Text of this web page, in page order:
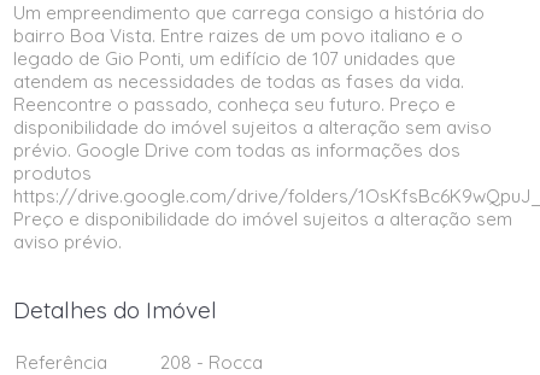
Um empreendimento que carrega consigo a história do
bairro Boa Vista. Entre raizes de um povo italiano e o
legado de Gio Ponti, um edifício de 107 unidades que
atendem as necessidades de todas as fases da vida.
Reencontre o passado, conheça seu futuro. Preço e
disponibilidade do imóvel sujeitos a alteração sem aviso
prévio. Google Drive com todas as informações dos
produtos
https://drive.google.com/drive/folders/
Preço e disponibilidade do imóvel sujeitos a alteração sem
aviso prévio.
Detalhes do Imóvel
Referência
208 - Rocca